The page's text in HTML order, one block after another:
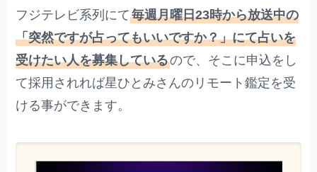
フジテレビ系列にて毎週月曜日23時から放送中の
「突然ですが占ってもいいですか？」にて占いを
受けたい人を募集しているので、そこに申込をし
て採用されれば星ひとみさんのリモート鑑定を受
ける事ができます。